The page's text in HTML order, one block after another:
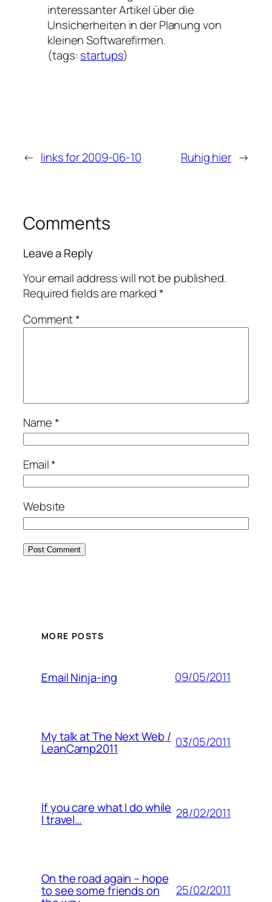
interessanter Artikel über die
Unsicherheiten in der Planung von
kleinen Softwarefirmen.
(tags:startups)
← links for 2009-06-10 Ruhig hier →
Comments
Leave a Reply
Your email address will not be published.
Required fields are marked*
Comment*
Name*
Email*
Website
MORE POSTS
Email Ninja-ing 09/05/2011
My talk at The Next Web /
LeanCamp2011 03/05/2011
If you care what I do while
I travel… 28/02/2011
On the road again – hope
to see some friends on 25/02/2011